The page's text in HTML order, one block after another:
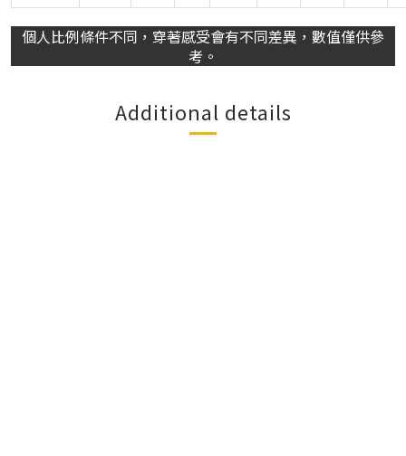
個人比例條件不同，穿著感受會有不同差異，數值僅供參
考。
Additional details